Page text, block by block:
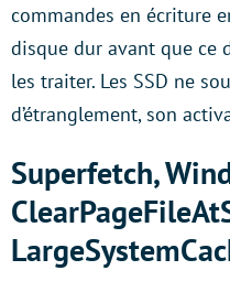
commandes en écriture
disque dur avant que ce
les traiter. Les SSD ne
d’étranglement, son
Superfetch,